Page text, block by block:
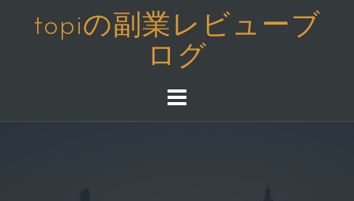
へ
topiの副業レビューブ
ログ